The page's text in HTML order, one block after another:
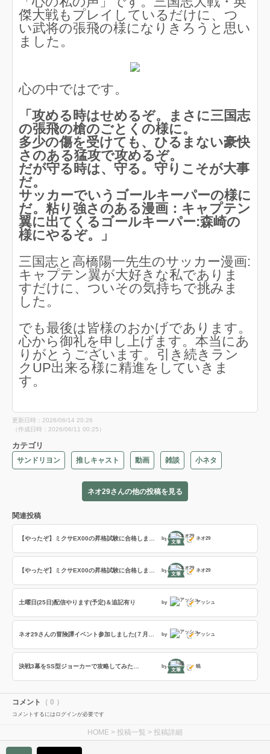
傑大戦もプレイしているだけに、つ
い武将の張飛の様になりきろうと思い
ました。
心の中ではです。
「攻める時はせめるぞ。まさに三国志
の張飛の槍のごとくの様に。
多少の傷を受けても、ひるまない豪快
さのある猛攻で攻めるぞ。
だが守る時は、守る。守りこそが大事
だ。
サッカーでいうゴールキーパーの様に
だ。粘り強さのある漫画：キャプテン
翼に出てくるゴールキーパー:森崎の
様にやるぞ。」
三国志と高橋陽一先生のサッカー漫画:
キャプテン翼が大好きな私でありま
すだけに、ついその気持ちで挑みま
した。
でも最後は皆様のおかげであります。
心から御礼を申し上げます。本当にあ
りがとうございます。引き続きラン
クUP出来る様に精進をしていきま
す。
更新日時：2026/06/14 20:26
（作成日時：2026/06/11 00:25）
カテゴリ
サンドリヨン 推しキャスト 動画 雑談 小ネタ
ネオ29さんの他の投稿を見る
関連投稿
by
文筆
ネオ29
by
文筆
ネオ29
土曜日(25日)配信やります(予定)＆追記有り by アッシュ
by アッシュ
決戦3幕をSS型ジョーカーで攻略してみた… by
文筆
暁
コメント （ 0 ）
コメントするにはログインが必要です
HOME > 投稿一覧 > 投稿詳細